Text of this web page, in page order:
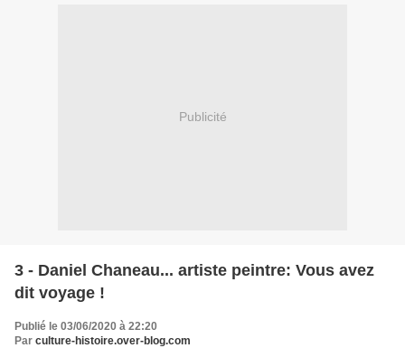
Publicité
3 - Daniel Chaneau... artiste peintre: Vous avez
dit voyage !
Publié le 03/06/2020 à 22:20
Par culture-histoire.over-blog.com